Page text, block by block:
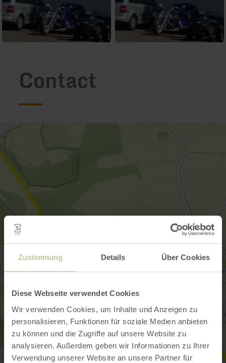
Zustimmung Details Über Cookies
Diese Webseite verwendet Cookies
Wir verwenden Cookies, um Inhalte und Anzeigen zu
personalisieren, Funktionen für soziale Medien anbieten
zu können und die Zugriffe auf unsere Website zu
analysieren. Außerdem geben wir Informationen zu Ihrer
Verwendung unserer Website an unsere Partner für
Contact